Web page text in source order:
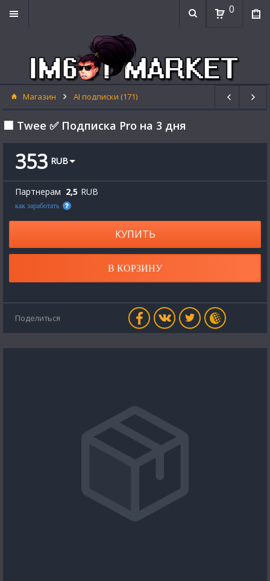
0
Магазин AI подписки (171)
⬛ Twee ✅ Подписка Pro на 3 дня
353 RUB
Партнерам 2,5 RUB
как заработать
КУПИТЬ
В КОРЗИНУ
Поделиться